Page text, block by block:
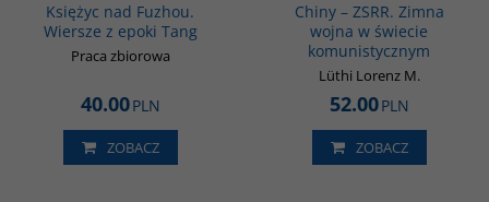
Księżyc nad Fuzhou.
Wiersze z epoki Tang
Praca zbiorowa
40.00PLN
ZOBACZ
Chiny – ZSRR. Zimna
wojna w świecie
komunistycznym
Lüthi Lorenz M.
52.00PLN
ZOBACZ